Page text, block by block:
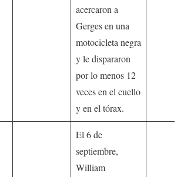
acercaron a
Gerges en una
motocicleta negra
y le dispararon
por lo menos 12
veces en el cuello
y en el tórax.
El 6 de
septiembre,
William